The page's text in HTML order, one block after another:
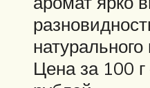
Цена за 100